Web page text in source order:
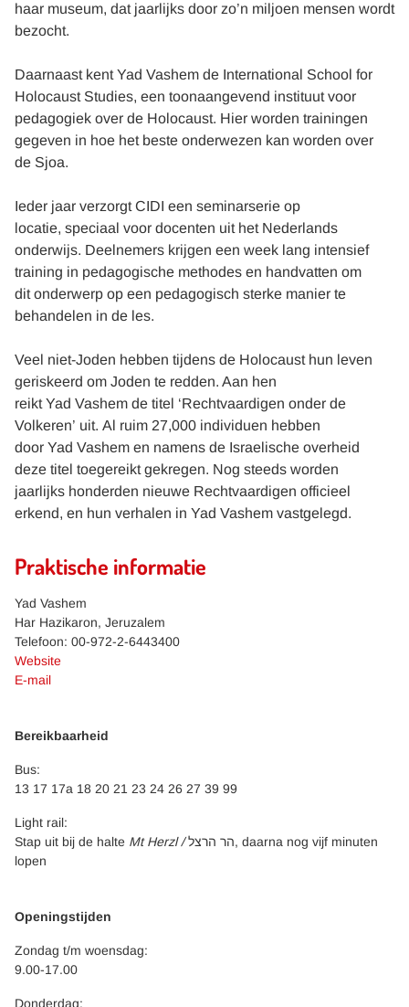
haar museum, dat jaarlijks door zo’n miljoen mensen wordt
bezocht.
Daarnaast kent Yad Vashem de International School for
Holocaust Studies, een toonaangevend instituut voor
pedagogiek over de Holocaust. Hier worden trainingen
gegeven in hoe het beste onderwezen kan worden over
de Sjoa.
Ieder jaar verzorgt CIDI een seminarserie op
locatie, speciaal voor docenten uit het Nederlands
onderwijs. Deelnemers krijgen een week lang intensief
training in pedagogische methodes en handvatten om
dit onderwerp op een pedagogisch sterke manier te
behandelen in de les.
Veel niet-Joden hebben tijdens de Holocaust hun leven
geriskeerd om Joden te redden. Aan hen
reikt Yad Vashem de titel ‘Rechtvaardigen onder de
Volkeren’ uit. Al ruim 27,000 individuen hebben
door Yad Vashem en namens de Israelische overheid
deze titel toegereikt gekregen. Nog steeds worden
jaarlijks honderden nieuwe Rechtvaardigen officieel
erkend, en hun verhalen in Yad Vashem vastgelegd.
Praktische informatie
Yad Vashem
Har Hazikaron, Jeruzalem
Telefoon: 00-972-2-6443400
Website
E-mail
Bereikbaarheid
Bus:
13 17 17a 18 20 21 23 24 26 27 39 99
Light rail:
Stap uit bij de halte Mt Herzl /הר הרצל, daarna nog vijf minuten
lopen
Openingstijden
Zondag t/m woensdag:
9.00-17.00
Donderdag: